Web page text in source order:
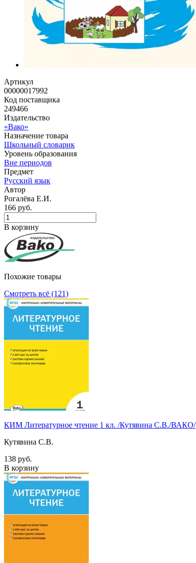
Артикул
00000017992
Код поставщика
249466
Издательство
«Вако»
Назначение товара
Школьный словарик
Уровень образования
Вне периодов
Предмет
Русский язык
Автор
Рогалёва Е.И.
166 руб.
В корзину
Похожие товары
Смотреть всё (121)
КИМ Литературное чтение 1 кл. /Кутявина С.В./ВАКО/
Кутявина С.В.
138 руб.
В корзину